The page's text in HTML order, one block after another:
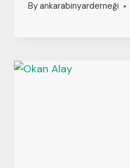
Byankarabinyarderneği